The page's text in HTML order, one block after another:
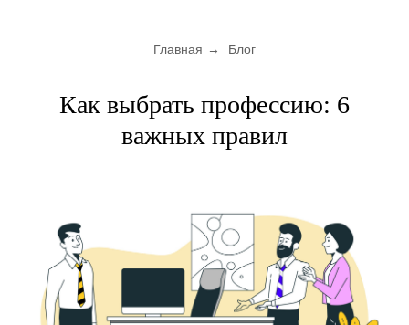
Главная → Блог
Как выбрать профессию: 6
важных правил